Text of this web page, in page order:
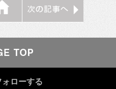
ォローする